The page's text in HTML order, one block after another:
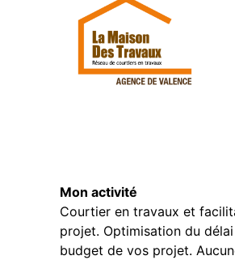
Mon activité
Courtier en travaux et
projet. Optimisation du
budget de vos projet.